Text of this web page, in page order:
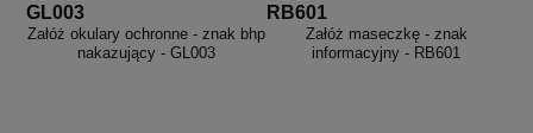
GL003
Załóż okulary ochronne - znak bhp
nakazujący - GL003
RB601
Załóż maseczkę - znak
informacyjny - RB601